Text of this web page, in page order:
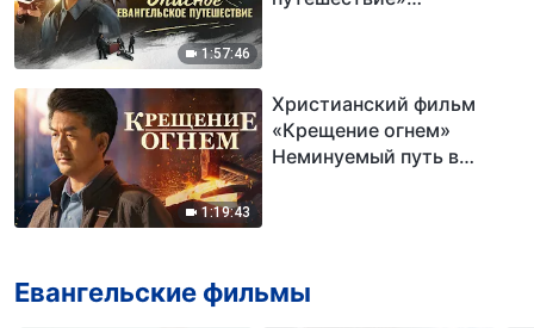
1:57:46
1:19:43
Христианский фильм
«Крещение огнем»
Неминуемый путь в
Евангельские фильмы